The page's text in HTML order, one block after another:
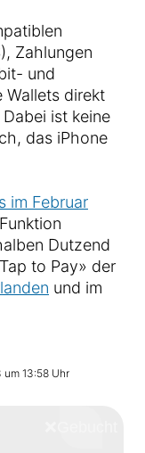
Zahlungen
und
Wallets direkt
ist keine
das iPhone
im Februar
Dutzend
to Pay» der
und im
um 13:58 Uhr